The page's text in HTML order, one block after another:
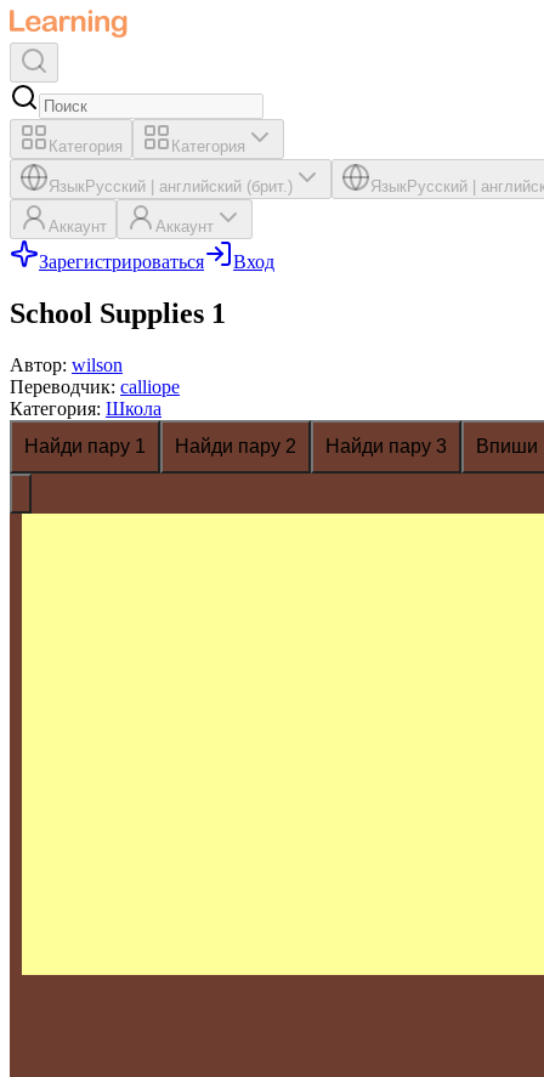
Категория Категория
ЯзыкРусский английский (брит.) ЯзыкРусский
Аккаунт Аккаунт
Зарегистрироваться Вход
School Supplies 1
Автор: wilson
Переводчик: calliope
Категория: Школа
Найди пару 1
Найди пару 2 Найди пару 3 Впиши